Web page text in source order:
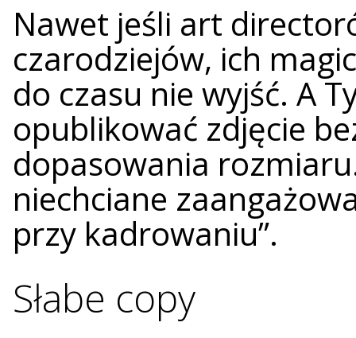
Nawet jeśli art
czarodziejów, ich
do czasu nie wyjść. A
opublikować zdjęcie
dopasowania
niechciane
przy kadrowaniu”.
Słabe copy